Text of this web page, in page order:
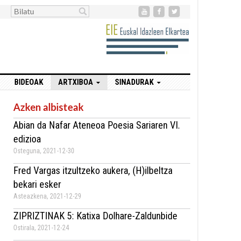
BIDEOAK ARTXIBOA SINADURAK
Azken albisteak
Abian da Nafar Ateneoa Poesia Sariaren VI.
edizioa
Osteguna, 2021-12-30
Fred Vargas itzultzeko aukera, (H)ilbeltza
bekari esker
Asteazkena, 2021-12-29
ZIPRIZTINAK 5: Katixa Dolhare-Zaldunbide
Ostirala, 2021-12-24